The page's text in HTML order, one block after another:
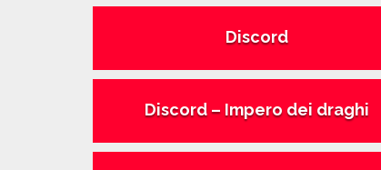
Discord
Discord – Impero dei draghi